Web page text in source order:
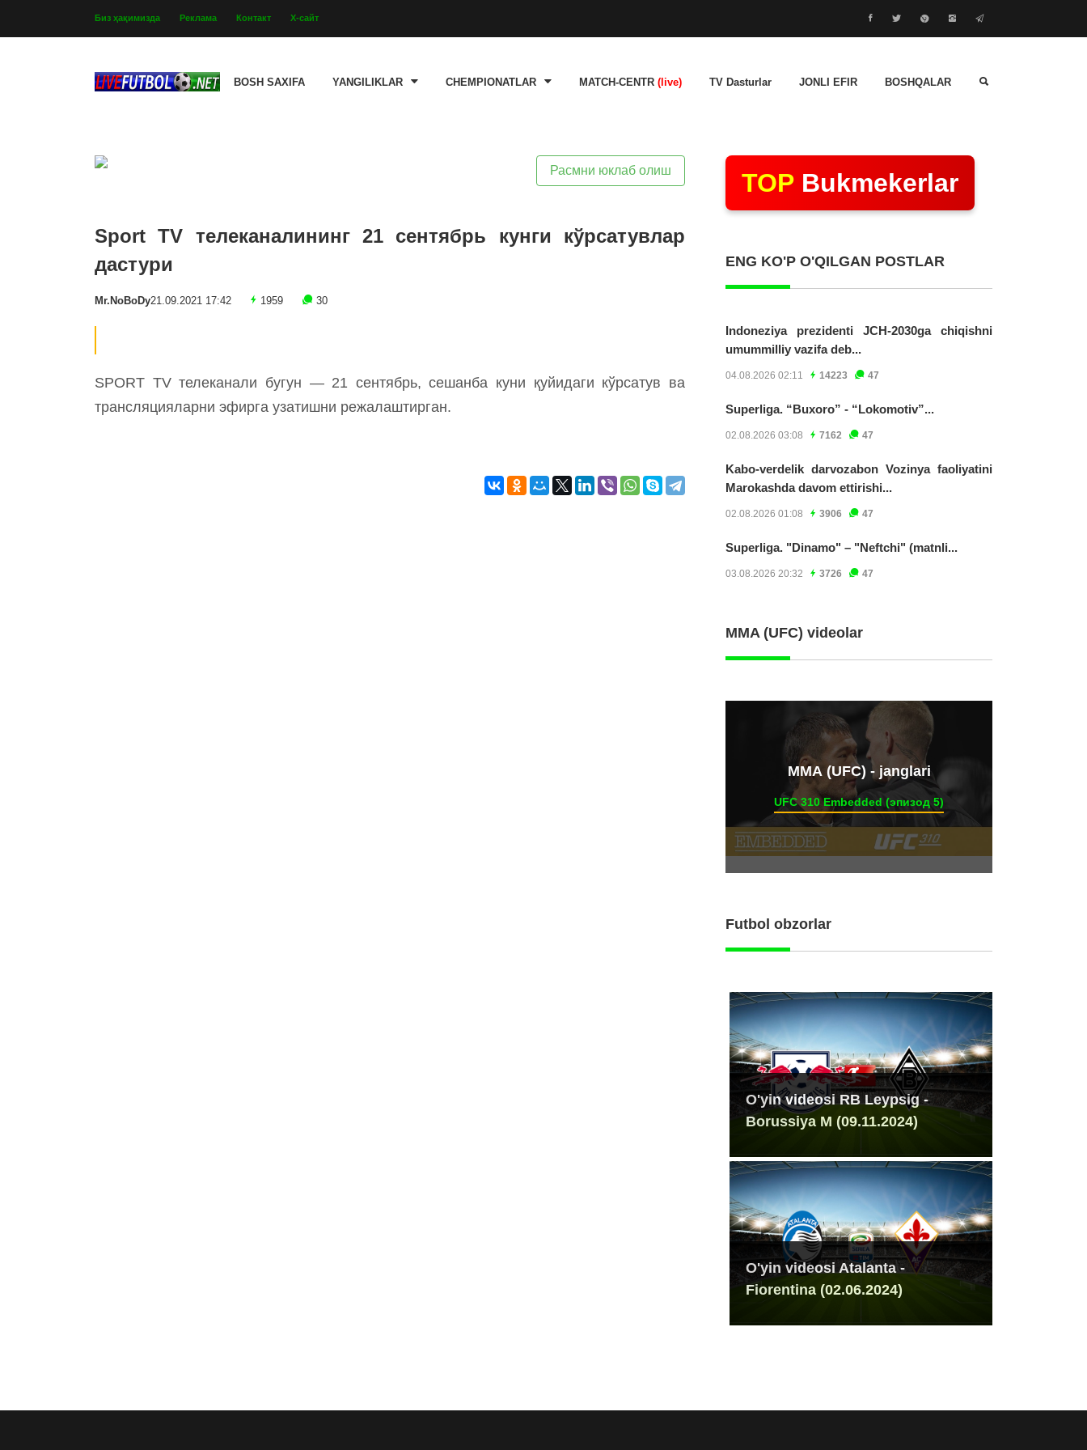
Биз ҳақимизда Реклама Контакт Х-сайт
BOSH SAXIFA YANGILIKLAR CHEMPIONATLAR MATCH-CENTR (live) TV Dasturlar JONLI EFIR BOSHQALAR
Расмни юклаб олиш
Sport TV телеканалининг 21 сентябрь кунги кўрсатувлар
дастури
Mr.NoBoDy21.09.2021 17:42 1959 30
SPORT TV телеканали бугун — 21 сентябрь, сешанба куни қуйидаги кўрсатув ва
трансляцияларни эфирга узатишни режалаштирган.
TOP Bukmekerlar
ENG KO'P O'QILGAN POSTLAR
Indoneziya prezidenti JCH-2030ga chiqishni
umummilliy vazifa deb...
04.08.2026 02:11 14223 47
Superliga. “Buxoro” - “Lokomotiv”...
02.08.2026 03:08 7162 47
Kabo-verdelik darvozabon Vozinya faoliyatini
Marokashda davom ettirishi...
02.08.2026 01:08 3906 47
Superliga. "Dinamo" – "Neftchi" (matnli...
03.08.2026 20:32 3726 47
MMA (UFC) videolar
ММА (UFC) - janglari
UFC 310 Embedded (эпизод 5)
Futbol obzorlar
O'yin videosi RB Leypsig -
Borussiya M (09.11.2024)
O'yin videosi Atalanta -
Fiorentina (02.06.2024)